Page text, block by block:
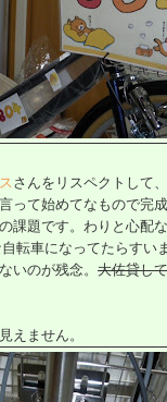
さんをリスペクトして
って始めてなもので完
課題です。わりと心配
転車になってたらすい
いのが残念。 大佐貸し
えません。